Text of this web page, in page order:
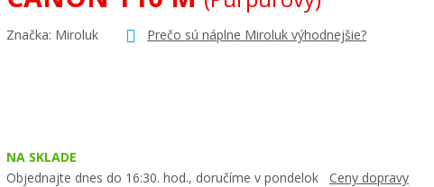
Značka: Miroluk Prečo sú náplne Miroluk výhodnejšie?
NA SKLADE
Objednajte dnes do 16:30. hod., doručíme v pondelok Ceny dopravy